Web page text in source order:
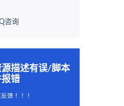
咨询
源描述有误/脚本
错
馈 ！！！